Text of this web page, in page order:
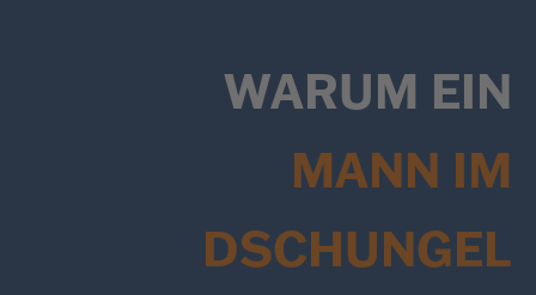
WARUM EIN
MANN IM
DSCHUNGEL